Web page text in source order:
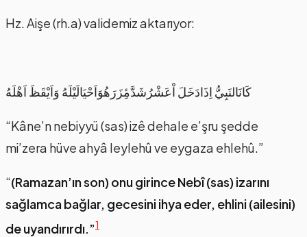
Hz. Aişe (rh.a) validemiz aktarıyor:
كَانَالنَبِيُّ اِذَادَخَلَ اْعَشْرُشَدَّمِٔزَرَهُوَاَحْيَالَيْلَهُ وَاَيْقَظَ اَهْلَهُ
“Kâne’n nebiyyü (sas) izê dehale e’şru şedde
mi’zera hüve ahyâ leylehû ve eygaza ehlehû.”
“(Ramazan’ın son) onu girince Nebî (sas) izarını
sağlamca bağlar, gecesini ihya eder, ehlini (ailesini)
de uyandırırdı.”1